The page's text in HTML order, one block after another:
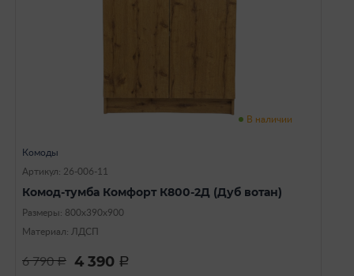
В наличии
Комоды
Артикул: 26-006-11
Комод-тумба Комфорт К800-2Д (Дуб вотан)
Размеры: 800х390х900
Материал: ЛДСП
6 790a 4 390 a